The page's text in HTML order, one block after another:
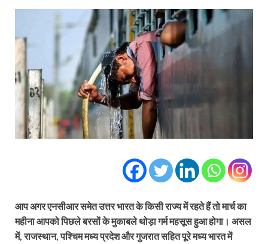
आप अगर एनसीआर समेत उत्तर भारत के किसी राज्य में रहते हैं तो मार्च का
महीना आपको पिछले बरसों के मुकाबले थोड़ा गर्म महसूस हुआ होगा। असल
में, राजस्थान, पश्चिम मध्य प्रदेश और गुजरात सहित पूरे मध्य भारत में